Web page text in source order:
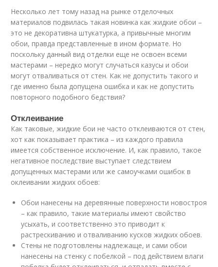
Несколько лет тому назад на рынке отделочных
материалов подвилась такая новинка как жидкие обои –
это не декоративна штукатурка, а привычные многим
обои, правда представленные в ином формате. Но
поскольку данный вид отделки еще не освоен всеми
мастерами – нередко могут случаться казусы и обои
могут отваливаться от стен. Как не допустить такого и
где именно была допущена ошибка и как не допустить
повторного подобного бедствия?
Отклеивание
Как таковые, жидкие бои не часто отклеиваются от стен,
хот как показывает практика – из каждого правила
имеется собственное исключение. И, как правило, такое
негативное последствие выступает следствием
допущенных мастерами или же самоучками ошибок в
оклеивании жидких обоев:
Обои нанесены на деревянные поверхности новостроя
– как правило, такие материалы имеют свойство
усыхать, и соответственно это приводит к
растрескиванию и отваливанию кусков жидких обоев.
Стены не подготовлены надлежаще, и сами обои
нанесены на стенку с побелкой – под действием влаги